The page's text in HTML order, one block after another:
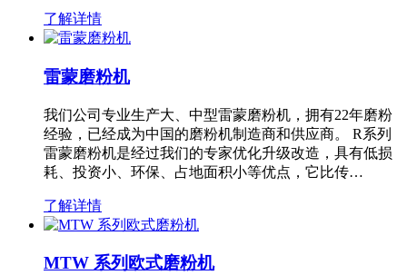
了解详情
雷蒙磨粉机
我们公司专业生产大、中型雷蒙磨粉机，拥有22年磨粉
经验，已经成为中国的磨粉机制造商和供应商。 R系列
雷蒙磨粉机是经过我们的专家优化升级改造，具有低损
耗、投资小、环保、占地面积小等优点，它比传…
了解详情
MTW 系列欧式磨粉机